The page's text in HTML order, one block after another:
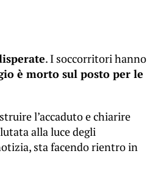
. I soccorritori hanno
è morto sul posto per le
l’accaduto e chiarire
alla luce degli
sta facendo rientro in